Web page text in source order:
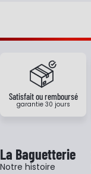
Satisfait ou remboursé
garantie 30 jours
La Baguetterie
Notre histoire